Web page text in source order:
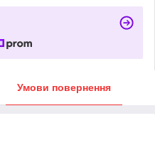
Умови повернення